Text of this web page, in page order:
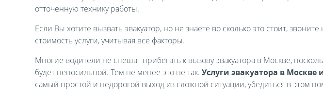
отточенную технику работы.
Если Вы хотите вызвать эвакуатор, но не знаете во сколько это стоит,
стоимость услуги, учитывая все факторы.
Многие водители не спешат прибегать к вызову эвакуатора в Москве,
будет непосильной. Тем не менее это не так. Услуги эвакуатора в Москве
самый простой и недорогой выход из сложной ситуации, убедиться в этом